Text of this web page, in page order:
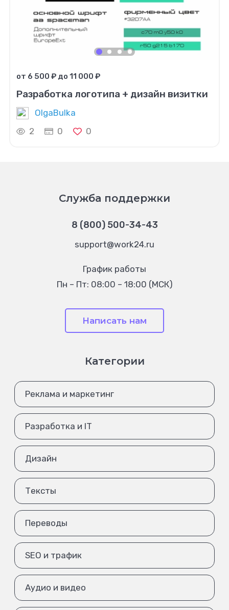
от 6 500 ₽ до 11 000 ₽
Разработка логотипа + дизайн визитки
OlgaBulka
2
0 0
Служба поддержки
8 (800) 500-34-43
support@work24.ru
График работы
Пн – Пт: 08:00 – 18:00 (МСК)
Написать нам
Категории
Реклама и маркетинг
Разработка и IT
Дизайн
Тексты
Переводы
SEO и трафик
Аудио и видео